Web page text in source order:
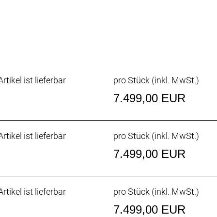
Dual control 24 Speed Electronic Shift System
Hollowtech II 50x34
rotor 160mm
rotor 160mm
Fold,700x34C
ist lieferbar pro Stück (inkl. MwSt.)
7.499,00 EUR
ist lieferbar pro Stück (inkl. MwSt.)
7.499,00 EUR
ist lieferbar pro Stück (inkl. MwSt.)
7.499,00 EUR